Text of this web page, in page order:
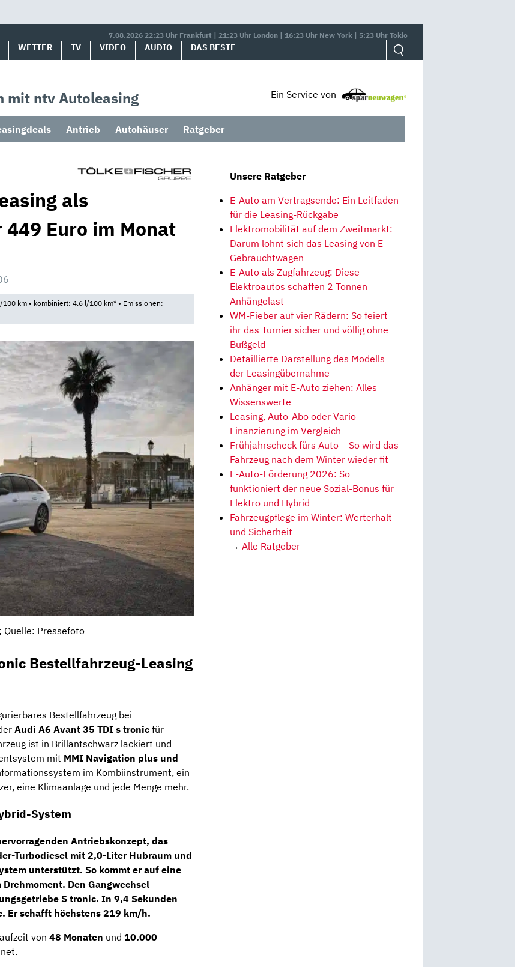
7.08.2026 22:23 Uhr Frankfurt | 21:23 Uhr London | 16:23 Uhr New York | 5:23 Uhr Tokio
WETTER TV VIDEO AUDIO DAS BESTE
mit ntv Autoleasing Ein Service von
Antrieb Autohäuser Ratgeber
als
Euro im Monat
km • kombiniert: 4,6 l/100 km* • Emissionen:
Quelle: Pressefoto
Bestellfahrzeug-Leasing
Bestellfahrzeug bei
Audi A6 Avant 35 TDI s tronic für
ist in Brillantschwarz lackiert und
mit MMI Navigation plus und
im Kombiinstrument, ein
eine Klimaanlage und jede Menge mehr.
System
Antriebskonzept, das
Turbodiesel mit 2,0-Liter Hubraum und
unterstützt. So kommt er auf eine
Den Gangwechsel
S tronic. In 9,4 Sekunden
Er schafft höchstens 219 km/h.
von 48 Monaten und 10.000
Unsere Ratgeber
E-Auto am Vertragsende: Ein Leitfaden
für die Leasing-Rückgabe
Elektromobilität auf dem Zweitmarkt:
Darum lohnt sich das Leasing von E-
Gebrauchtwagen
E-Auto als Zugfahrzeug: Diese
Elektroautos schaffen 2 Tonnen
Anhängelast
WM-Fieber auf vier Rädern: So feiert
ihr das Turnier sicher und völlig ohne
Bußgeld
Detaillierte Darstellung des Modells
der Leasingübernahme
Anhänger mit E-Auto ziehen: Alles
Wissenswerte
Leasing, Auto-Abo oder Vario-
Finanzierung im Vergleich
Frühjahrscheck fürs Auto – So wird das
Fahrzeug nach dem Winter wieder fit
E-Auto-Förderung 2026: So
funktioniert der neue Sozial-Bonus für
Elektro und Hybrid
Fahrzeugpflege im Winter: Werterhalt
und Sicherheit
→ Alle Ratgeber